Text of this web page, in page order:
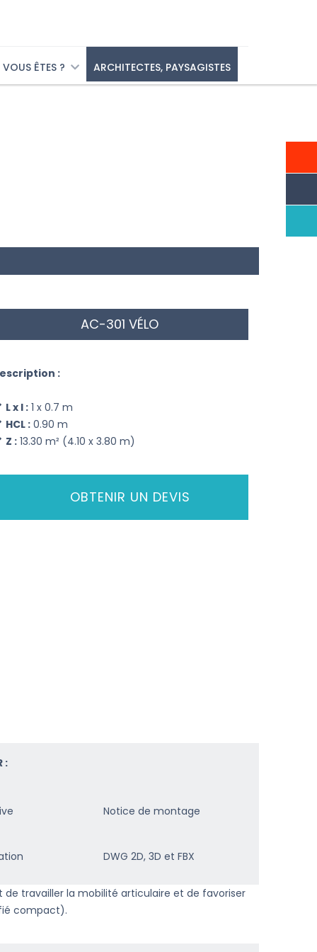
VOUS ÊTES ? ARCHITECTES, PAYSAGISTES
AC-301 VÉLO
:
L x l :1 x 0.7 m
HCL :0.90 m
Z :13.30 m² (4.10 x 3.80 m)
OBTENIR UN DEVIS
:
Notice de montage
DWG 2D, 3D et FBX
de travailler la mobilité articulaire et de favoriser
compact).